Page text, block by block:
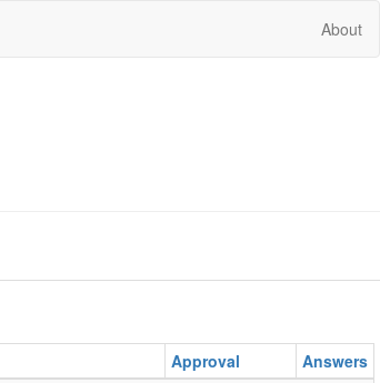
About
Approval
Answers